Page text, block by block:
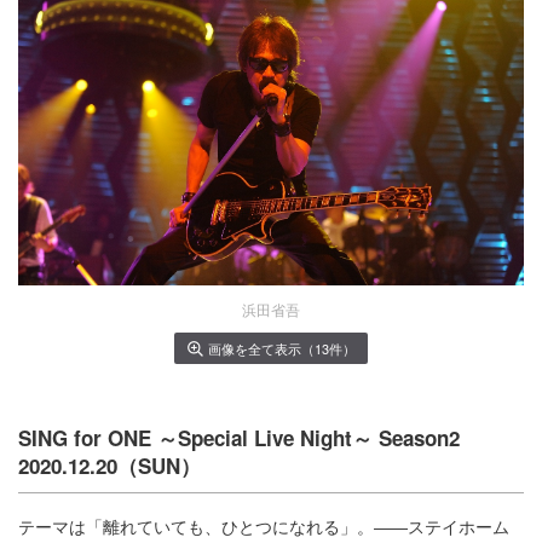
浜田省吾
画像を全て表示（13件）
SING for ONE ～Special Live Night～ Season2
2020.12.20（SUN）
テーマは「離れていても、ひとつになれる」。――ステイホーム